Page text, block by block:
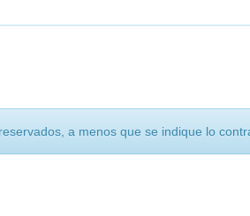
a menos que se indique lo